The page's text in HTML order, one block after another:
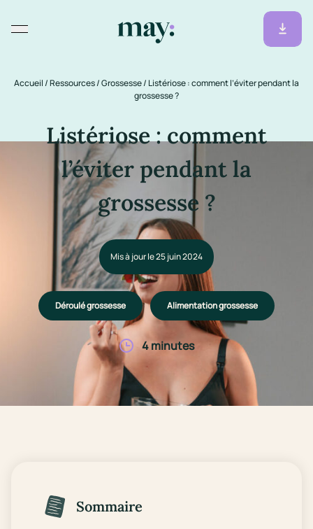
Accueil/Ressources/Grossesse/ Listériose : comment l’éviter pendant la
grossesse ?
Listériose : comment
l’éviter pendant la
grossesse ?
Mis à jour le 25 juin 2024
Déroulé grossesse Alimentation grossesse
4 minutes
Sommaire